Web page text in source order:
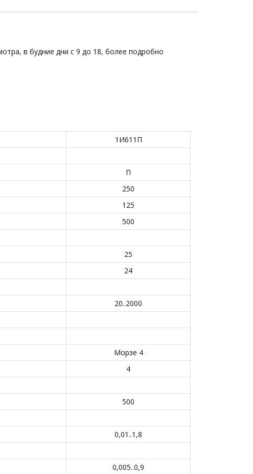
в будние дни с 9 до 18, более подробно
1И611П
П
250
125
500
25
24
20..2000
Морзе 4
4
500
0,01..1,8
0,005..0,9